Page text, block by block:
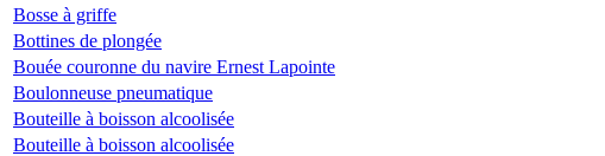
Bosse à griffe
Bottines de plongée
Bouée couronne du navire Ernest Lapointe
Boulonneuse pneumatique
Bouteille à boisson alcoolisée
Bouteille à boisson alcoolisée